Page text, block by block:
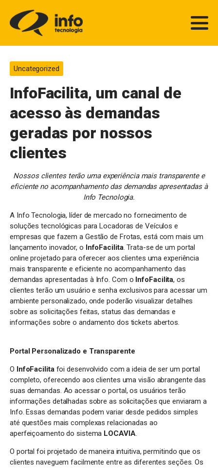
Uncategorized
InfoFacilita, um canal de
acesso às demandas
geradas por nossos
clientes
Nossos clientes terão uma experiência mais transparente e
eficiente no acompanhamento das demandas apresentadas à
Info Tecnologia.
A Info Tecnologia, líder de mercado no fornecimento de
soluções tecnológicas para Locadoras de Veículos e
empresas que fazem a Gestão de Frotas, está com mais um
lançamento inovador, o InfoFacilita. Trata-se de um portal
online projetado para oferecer aos clientes uma experiência
mais transparente e eficiente no acompanhamento das
demandas apresentadas à Info. Com o InfoFacilita, os
clientes terão um usuário e senha exclusivos para acessar um
ambiente personalizado, onde poderão visualizar detalhes
sobre as solicitações feitas, status das demandas e
informações sobre o andamento dos tickets abertos.
Portal Personalizado e Transparente
O InfoFacilitafoi desenvolvido com a ideia de ser um portal
completo, oferecendo aos clientes uma visão abrangente das
suas demandas. Ao acessar o portal, os usuários terão
informações detalhadas sobre as solicitações que enviaram a
Info. Essas demandas podem variar desde pedidos simples
até questões mais complexas relacionadas ao
aperfeiçoamento do sistema LOCAVIA.
O portal foi projetado de maneira intuitiva, permitindo que os
clientes naveguem facilmente entre as diferentes seções. Os